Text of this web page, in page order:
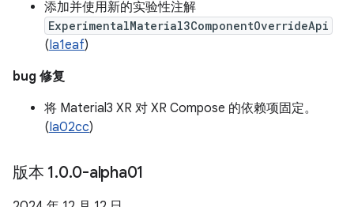
添加并使用新的实验性注解
ExperimentalMaterial3ComponentOverrideApi
(Ia1eaf)
bug 修复
将 Material3 XR 对 XR Compose 的依赖项固定。
(Ia02cc)
版本 1.0.0-alpha01